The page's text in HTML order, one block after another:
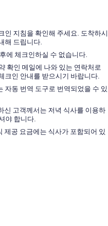
인 지침을 확인해 주세요. 도착하시
해 드립니다.
에 체크인하실 수 없습니다.
확인 메일에 나와 있는 연락처로
크인 안내를 받으시기 바랍니다.
자동 번역 도구로 번역되었을 수 있
신 고객께서는 저녁 식사를 이용하
야 합니다.
제공 요금에는 식사가 포함되어 있